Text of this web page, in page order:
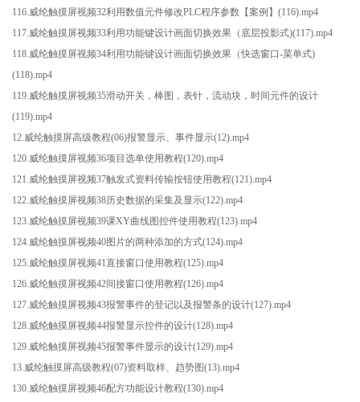
116.威纶触摸屏视频32利用数值元件修改PLC程序参数【案例】(116).mp4
117.威纶触摸屏视频33利用功能键设计画面切换效果（底层投影式)(117).mp4
118.威纶触摸屏视频34利用功能键设计画面切换效果（快选窗口-菜单式)
(118).mp4
119.威纶触摸屏视频35滑动开关，棒图，表针，流动块，时间元件的设计
(119).mp4
12.威纶触摸屏高级教程(06)报警显示、事件显示(12).mp4
120.威纶触摸屏视频36项目选单使用教程(120).mp4
121.威纶触摸屏视频37触发式资料传输按钮使用教程(121).mp4
122.威纶触摸屏视频38历史数据的采集及显示(122).mp4
123.威纶触摸屏视频39课XY曲线图控件使用教程(123).mp4
124.威纶触摸屏视频40图片的两种添加的方式(124).mp4
125.威纶触摸屏视频41直接窗口使用教程(125).mp4
126.威纶触摸屏视频42间接窗口使用教程(126).mp4
127.威纶触摸屏视频43报警事件的登记以及报警条的设计(127).mp4
128.威纶触摸屏视频44报警显示控件的设计(128).mp4
129.威纶触摸屏视频45报警事件显示的设计(129).mp4
13.威纶触摸屏高级教程(07)资料取样、趋势图(13).mp4
130.威纶触摸屏视频46配方功能设计教程(130).mp4